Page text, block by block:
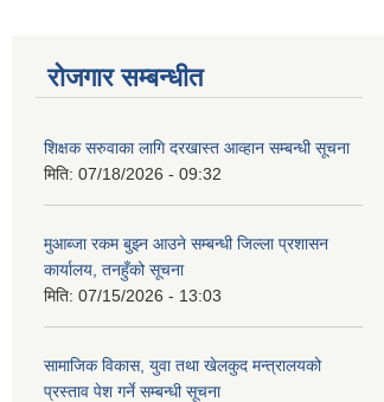
रोजगार सम्बन्धीत
शिक्षक सरुवाका लागि दरखास्त आव्हान सम्बन्धी सूचना
मिति: 07/18/2026 - 09:32
मुआब्जा रकम बुझ्न आउने सम्बन्धी जिल्ला प्रशासन
कार्यालय, तनहुँको सूचना
मिति: 07/15/2026 - 13:03
सामाजिक विकास, युवा तथा खेलकुद मन्त्रालयको
प्रस्ताव पेश गर्ने सम्बन्धी सूचना